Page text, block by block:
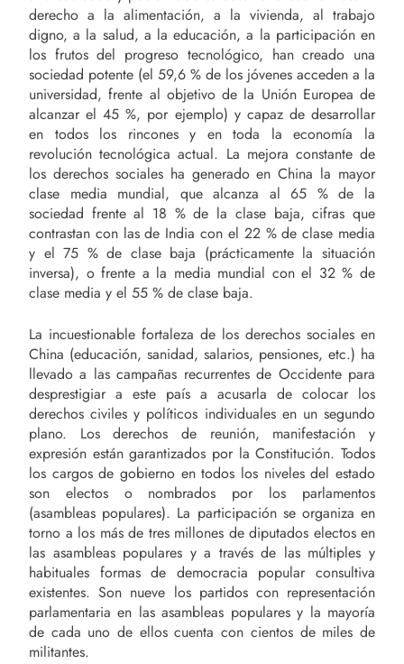
derecho a la alimentación, a la vivienda, al trabajo
digno, a la salud, a la educación, a la participación en
los frutos del progreso tecnológico, han creado una
sociedad potente (el 59,6 % de los jóvenes acceden a la
universidad, frente al objetivo de la Unión Europea de
alcanzar el 45 %, por ejemplo) y capaz de desarrollar
en todos los rincones y en toda la economía la
revolución tecnológica actual. La mejora constante de
los derechos sociales ha generado en China la mayor
clase media mundial, que alcanza al 65 % de la
sociedad frente al 18 % de la clase baja, cifras que
contrastan con las de India con el 22 % de clase media
y el 75 % de clase baja (prácticamente la situación
inversa), o frente a la media mundial con el 32 % de
clase media y el 55 % de clase baja.
La incuestionable fortaleza de los derechos sociales en
China (educación, sanidad, salarios, pensiones, etc.) ha
llevado a las campañas recurrentes de Occidente para
desprestigiar a este país a acusarla de colocar los
derechos civiles y políticos individuales en un segundo
plano. Los derechos de reunión, manifestación y
expresión están garantizados por la Constitución. Todos
los cargos de gobierno en todos los niveles del estado
son electos o nombrados por los parlamentos
(asambleas populares). La participación se organiza en
torno a los más de tres millones de diputados electos en
las asambleas populares y a través de las múltiples y
habituales formas de democracia popular consultiva
existentes. Son nueve los partidos con representación
parlamentaria en las asambleas populares y la mayoría
de cada uno de ellos cuenta con cientos de miles de
militantes.